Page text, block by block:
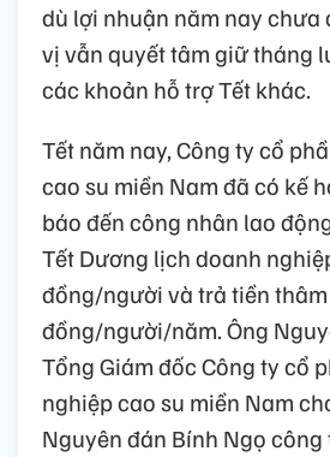
dù lợi nhuận năm nay chưa
vị vẫn quyết tâm giữ tháng
các khoản hỗ trợ Tết khác.
Tết năm nay, Công ty cổ
cao su miền Nam đã có kế
báo đến công nhân lao
Tết Dương lịch doanh
đồng/người và trả tiền
đồng/người/năm. Ông
Tổng Giám đốc Công ty cổ
nghiệp cao su miền Nam
Nguyên đán Bính Ngọ